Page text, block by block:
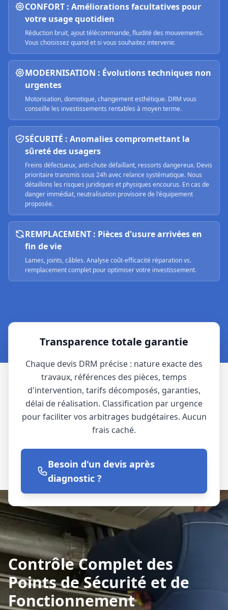
CONFORT : Améliorations facultatives pour
votre usage quotidien
Réduction bruit, ajout télécommande, fluidité des mouvements.
Vous choisissez quand et si vous souhaitez intervenir.
MODERNISATION : Évolutions techniques non
urgentes
Motorisation, domotique, changement esthétique. DRM vous
conseille les investissements rentables à moyen terme.
SÉCURITÉ : Anomalies compromettant la
sûreté des usagers
Freins défectueux, anti-chute défaillant, ressorts dangereux. Devis
prioritaire transmis sous 24h avec relance systématique. Nous
détaillons les risques juridiques et physiques encourus. En cas de
danger immédiat, neutralisation provisoire de l'équipement
proposée.
REMPLACEMENT : Pièces d'usure arrivées en
fin de vie
Lames, joints, câbles. Analyse coût-efficacité réparation vs.
remplacement complet pour optimiser votre investissement.
Transparence totale garantie
Chaque devis DRM précise : nature exacte des
travaux, références des pièces, temps
d'intervention, tarifs décomposés, garanties,
délai de réalisation. Classification par urgence
pour faciliter vos arbitrages budgétaires. Aucun
frais caché.
Besoin d'un devis après
diagnostic ?
Contrôle Complet des
Points de Sécurité et de
Fonctionnement